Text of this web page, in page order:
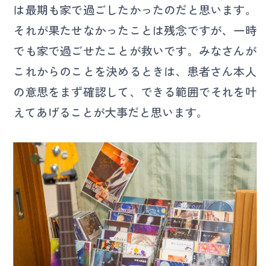
は最期も家で過ごしたかったのだと思います。
それが果たせなかったことは残念ですが、一時
でも家で過ごせたことが救いです。みなさんが
これからのことを決めるときは、患者さん本人
の意思をまず確認して、できる範囲でそれを叶
えてあげることが大事だと思います。